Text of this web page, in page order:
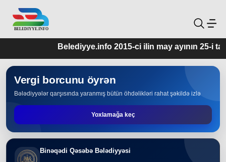
Belediyye.info 2015-ci ilin may ayının 25-i
Vergi borcunu öyrən
Bələdiyyələr qarşısında yaranmış bütün öhdəlikləri rahat şəkildə izlə
Yoxlamağa keç
Binəqədi Qəsəbə Bələdiyyəsi